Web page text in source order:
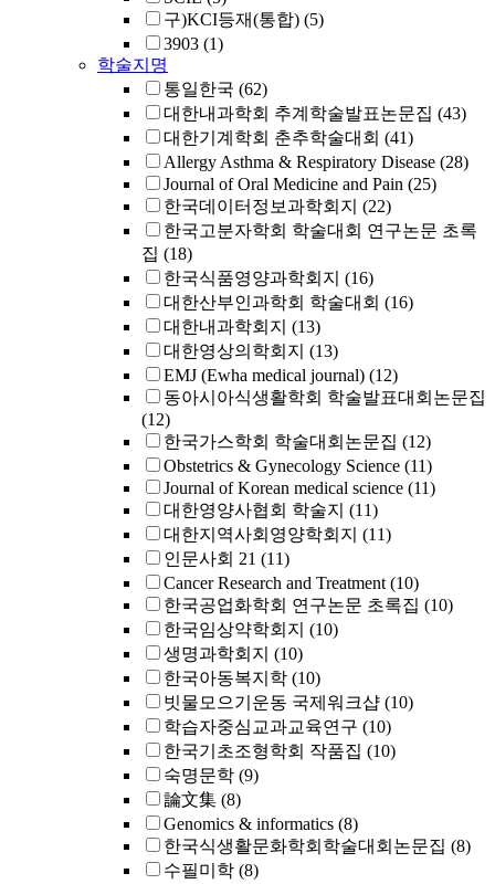
구)KCI등재(통합) (5)
3903 (1)
학술지명
통일한국 (62)
대한내과학회 추계학술발표논문집 (43)
대한기계학회 춘추학술대회 (41)
Allergy Asthma & Respiratory Disease (28)
Journal of Oral Medicine and Pain (25)
한국데이터정보과학회지 (22)
한국고분자학회 학술대회 연구논문 초록
집 (18)
한국식품영양과학회지 (16)
대한산부인과학회 학술대회 (16)
대한내과학회지 (13)
대한영상의학회지 (13)
EMJ (Ewha medical journal) (12)
동아시아식생활학회 학술발표대회논문집
(12)
한국가스학회 학술대회논문집 (12)
Obstetrics & Gynecology Science (11)
Journal of Korean medical science (11)
대한영양사협회 학술지 (11)
대한지역사회영양학회지 (11)
인문사회 21 (11)
Cancer Research and Treatment (10)
한국공업화학회 연구논문 초록집 (10)
한국임상약학회지 (10)
생명과학회지 (10)
한국아동복지학 (10)
빗물모으기운동 국제워크샵 (10)
학습자중심교과교육연구 (10)
한국기초조형학회 작품집 (10)
숙명문학 (9)
論文集 (8)
Genomics & informatics (8)
한국식생활문화학회학술대회논문집 (8)
수필미학 (8)